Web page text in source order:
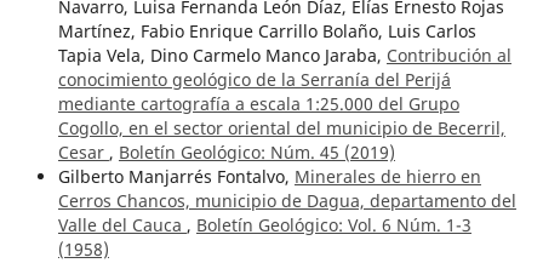
Navarro, Luisa Fernanda León Díaz, Elías Ernesto Rojas
Martínez, Fabio Enrique Carrillo Bolaño, Luis Carlos
Tapia Vela, Dino Carmelo Manco Jaraba, Contribución al
conocimiento geológico de la Serranía del Perijá
mediante cartografía a escala 1:25.000 del Grupo
Cogollo, en el sector oriental del municipio de Becerril,
Cesar , Boletín Geológico: Núm. 45 (2019)
Gilberto Manjarrés Fontalvo, Minerales de hierro en
Cerros Chancos, municipio de Dagua, departamento del
Valle del Cauca , Boletín Geológico: Vol. 6 Núm. 1-3
(1958)